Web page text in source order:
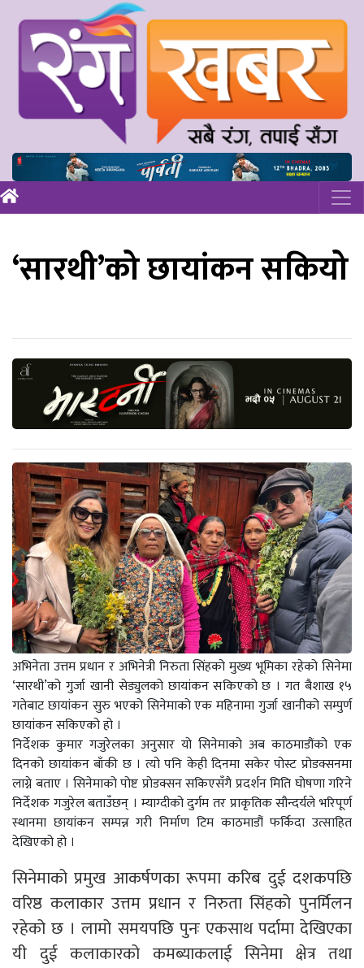
‘सारथी’को छायांकन सकियो
अभिनेता उत्तम प्रधान र अभिनेत्री निरुता सिंहको मुख्य भूमिका रहेको सिनेमा
‘सारथी’को गुर्जा खानी सेड्युलको छायांकन सकिएको छ । गत बैशाख १५
गतेबाट छायांकन सुरु भएको सिनेमाको एक महिनामा गुर्जा खानीको सम्पुर्ण
छायांकन सकिएको हो ।
निर्देशक कुमार गजुरेलका अनुसार यो सिनेमाको अब काठमाडौंको एक
दिनको छायांकन बाँकी छ । त्यो पनि केही दिनमा सकेर पोस्ट प्रोडक्सनमा
लाग्ने बताए । सिनेमाको पोष्ट प्रोडक्सन सकिएसँगै प्रदर्शन मिति घोषणा गरिने
निर्देशक गजुरेल बताउँछन् । म्याग्दीको दुर्गम तर प्राकृतिक सौन्दर्यले भरिपूर्ण
स्थानमा छायांकन सम्पन्न गरी निर्माण टिम काठमाडौं फर्किदा उत्साहित
देखिएको हो ।
सिनेमाको प्रमुख आकर्षणका रूपमा करिब दुई दशकपछि
वरिष्ठ कलाकार उत्तम प्रधान र निरुता सिंहको पुनर्मिलन
रहेको छ । लामो समयपछि पुनः एकसाथ पर्दामा देखिएका
यी दुई कलाकारको कमब्याकलाई सिनेमा क्षेत्र तथा